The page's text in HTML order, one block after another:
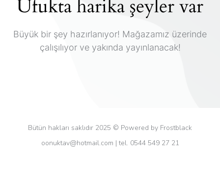
Ufukta harika şeyler var
Büyük bir şey hazırlanıyor! Mağazamız üzerinde
çalışılıyor ve yakında yayınlanacak!
Bütün hakları saklıdır 2025 © Powered by Frostblack
oonuktav@hotmail.com | tel. 0544 549 27 21